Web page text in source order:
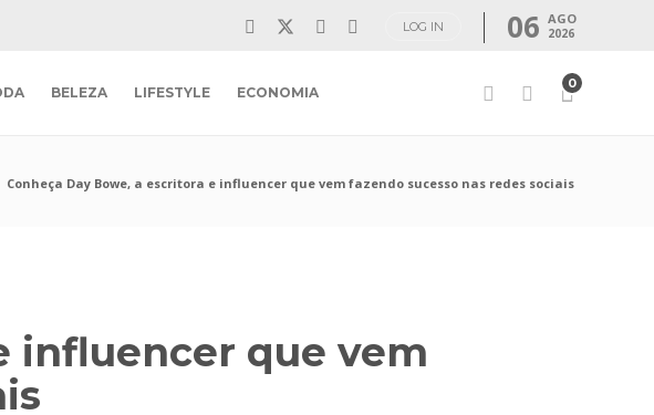
LOG IN 06 AGO
2026
BELEZA LIFESTYLE ECONOMIA
0
Conheça Day Bowe, a escritora e influencer que vem fazendo sucesso nas redes sociais
influencer que vem